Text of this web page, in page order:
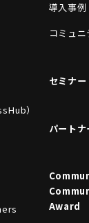
）
導入事例
コミュ
セミナー
パートナ
Award